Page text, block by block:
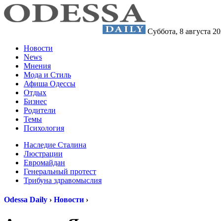
Суббота, 8 августа
Новости
News
Мнения
Мода и Стиль
Афиша Одессы
Отдых
Бизнес
Родители
Темы
Психология
Наследие Сталина
Люстрации
Евромайдан
Генеральный протест
Трибуна здравомыслия
Odessa Daily › Новости ›